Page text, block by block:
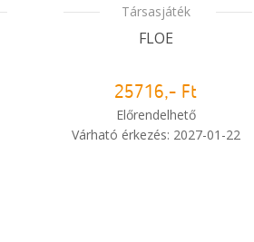
Társasjáték
FLOE
25716,- Ft
Előrendelhető
Várható érkezés: 2027-01-22